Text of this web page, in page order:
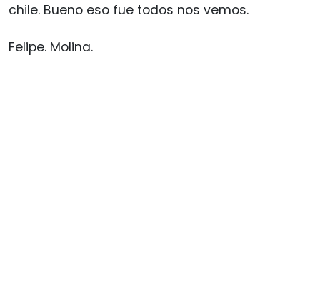
chile. Bueno eso fue todos nos vemos.
Felipe. Molina.